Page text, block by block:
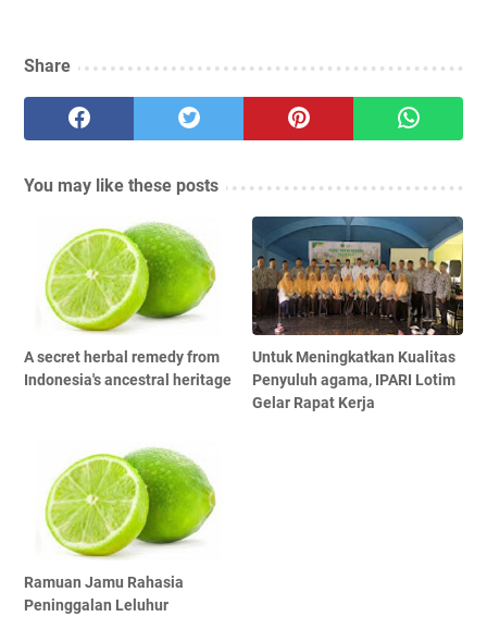
Share
You may like these posts
A secret herbal remedy from
Indonesia's ancestral heritage
Untuk Meningkatkan Kualitas
Penyuluh agama, IPARI Lotim
Gelar Rapat Kerja
Ramuan Jamu Rahasia
Peninggalan Leluhur